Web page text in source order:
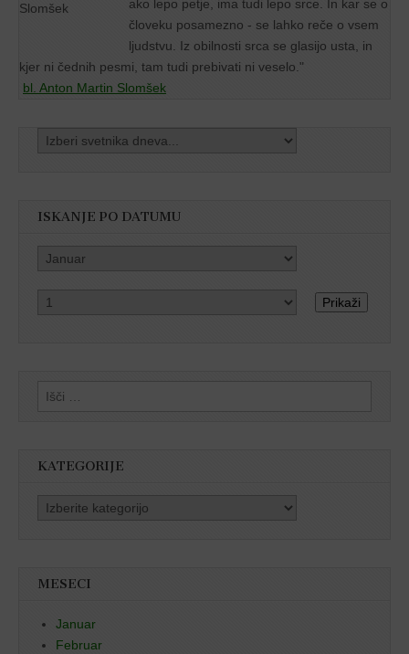
ako lepo petje, ima tudi lepo srce. In kar se o
človeku posamezno - se lahko reče o vsem
ljudstvu. Iz obilnosti srca se glasijo usta, in
kjer ni čednih pesmi, tam tudi prebivati ni veselo."
bl. Anton Martin Slomšek
ISKANJE PO DATUMU
Prikaži
Išči:
KATEGORIJE
Kategorije
MESECI
Januar
Februar